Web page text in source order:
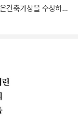
을 보면, 오늘날에도
걸의 초기작인 강씨
의 이성적 엄밀함과
해 콘텍스트에 대한 윤
댁은 조형 의지와 현
순으로 드러났음을 짚
건축가상을 수상하였
날레 예술감독선정위
판적 수용의 관점으로
한국 현대 건축의 가
교에서 설계수업을 진
에도 관심을 기울이